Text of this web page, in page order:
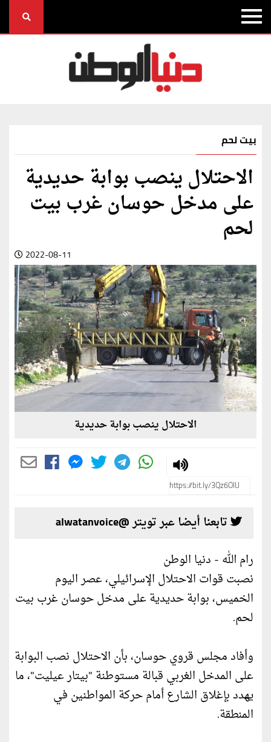
بيت لحم
الاحتلال ينصب بوابة حديدية
على مدخل حوسان غرب بيت
لحم
2022-08-11
الاحتلال ينصب بوابة حديدية
تابعنا أيضا عبر تويتر @alwatanvoice
رام الله - دنيا الوطن
نصبت قوات الاحتلال الإسرائيلي، عصر اليوم
الخميس، بوابة حديدية على مدخل حوسان غرب بيت
لحم.
وأفاد مجلس قروي حوسان، بأن الاحتلال نصب البوابة
على المدخل الغربي قبالة مستوطنة "بيتار عيليت"، ما
يهدد بإغلاق الشارع أمام حركة المواطنين في
المنطقة.